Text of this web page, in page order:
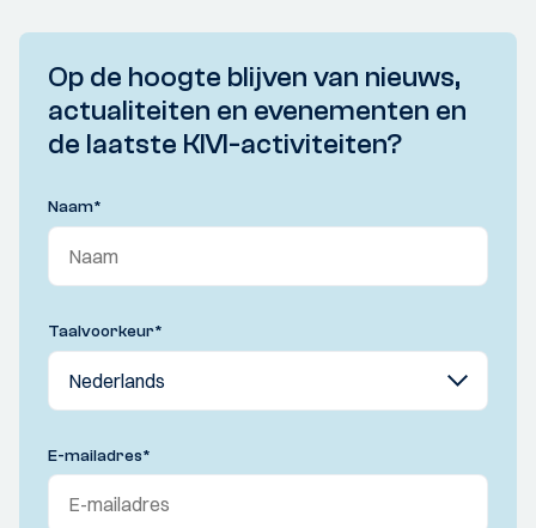
Op de hoogte blijven van nieuws,
actualiteiten en evenementen en
de laatste KIVI-activiteiten?
Naam*
Taalvoorkeur*
E-mailadres*